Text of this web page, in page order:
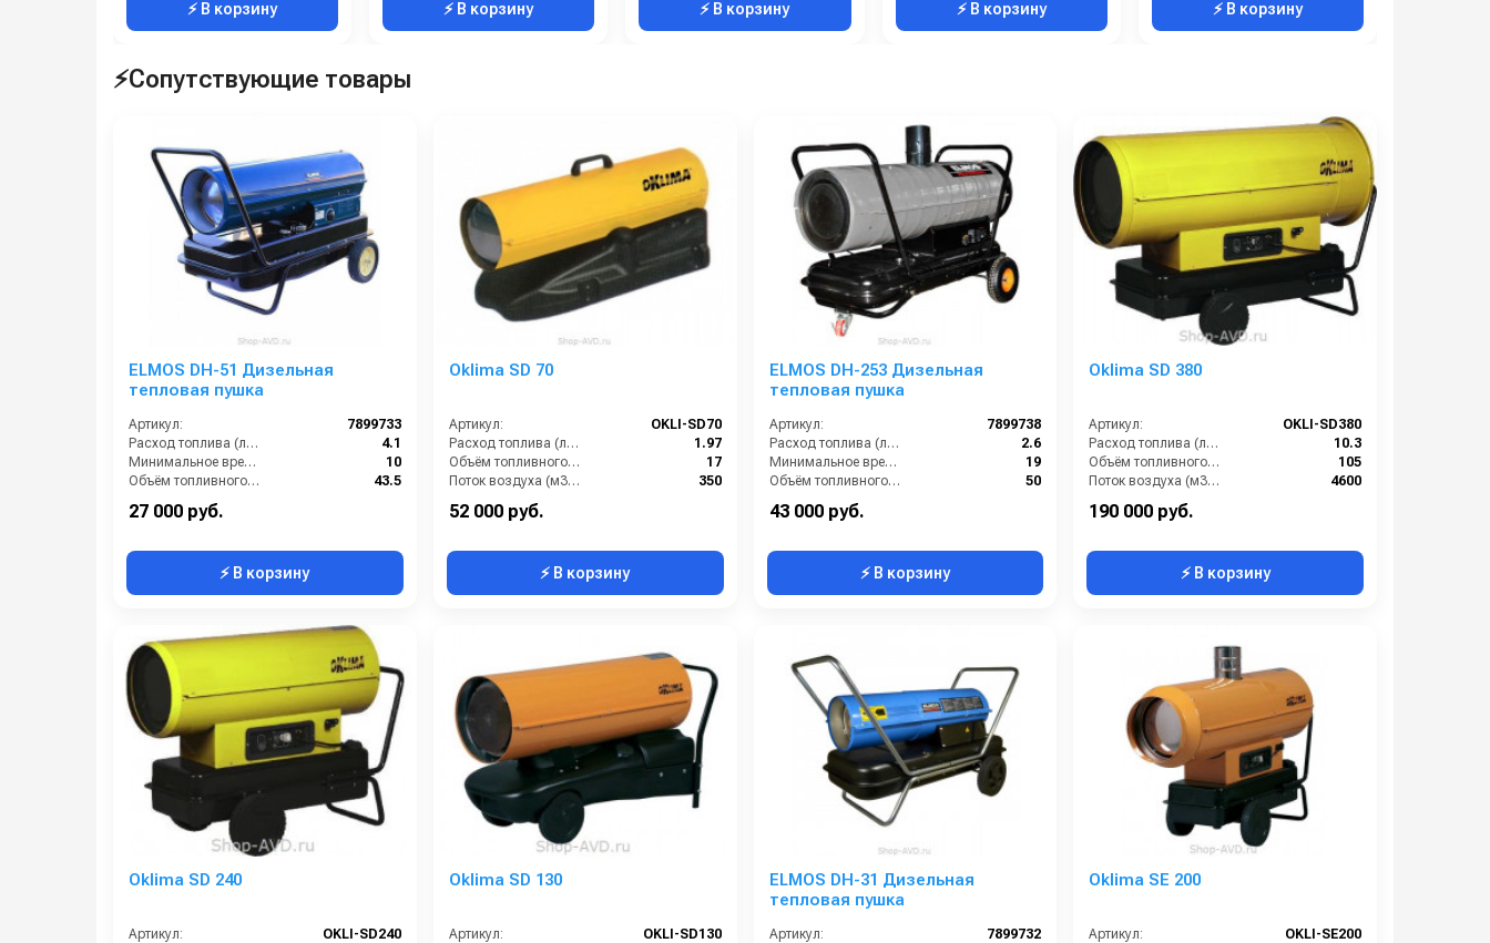
⚡ В корзину ⚡ В корзину ⚡ В корзину ⚡ В корзину ⚡ В корзину
⚡Сопутствующие товары
ELMOS DH-51 Дизельная
тепловая пушка
Артикул:
7899733
Расход топлива (л/ч):
4.1
Минимальное время работы при полном баке (ч):
10
Объём топливного бака (л):
43.5
27 000 руб.
⚡ В корзину
Oklima SD 70
Артикул:
OKLI-SD70
Расход топлива (л/ч):
1.97
Объём топливного бака (л):
17
Поток воздуха (м3/час):
350
52 000 руб.
⚡ В корзину
ELMOS DH-253 Дизельная
тепловая пушка
Артикул:
7899738
Расход топлива (л/ч):
2.6
Минимальное время работы при полном баке (ч):
19
Объём топливного бака (л):
50
43 000 руб.
⚡ В корзину
Oklima SD 380
Артикул:
OKLI-SD380
Расход топлива (л/ч):
10.3
Объём топливного бака (л):
105
Поток воздуха (м3/час):
4600
190 000 руб.
⚡ В корзину
Oklima SD 240
Артикул:
OKLI-SD240
Oklima SD 130
Артикул:
OKLI-SD130
ELMOS DH-31 Дизельная
тепловая пушка
Артикул:
7899732
Oklima SE 200
Артикул:
OKLI-SE200